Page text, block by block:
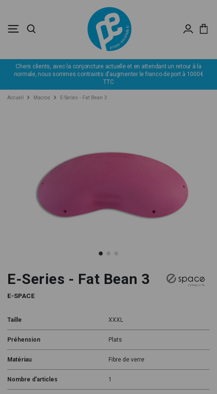
et en attendant un retour à la
le franco de port à 1000€
Déstockage : profitez de remise
Accueil Macros E-Series - Fat Bean 3
E-Series - Fat Bean 3
E-SPACE
Taille XXXL
Préhension Plats
Matériau Fibre de verre
Nombre d'articles 1